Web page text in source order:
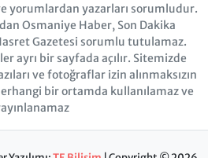
yorumlardan yazarları sorumludur.
Osmaniye Haber, Son Dakika
Gazetesi sorumlu tutulamaz.
ayrı bir sayfada açılır. Sitemizde
ve fotoğraflar izin alınmaksızın
bir ortamda kullanılamaz ve